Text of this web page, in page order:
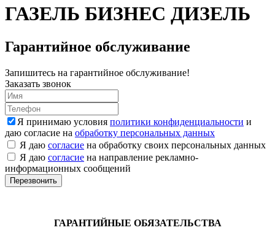
ГАЗЕЛЬ БИЗНЕС ДИЗЕЛЬ
Гарантийное обслуживание
Запишитесь на гарантийное обслуживание!
Заказать звонок
Я принимаю условия политики конфиденциальности и
даю согласие на обработку персональных данных
Я даю согласие на обработку своих персональных данных
Я даю согласие на направление рекламно-
информационных сообщений
ГАРАНТИЙНЫЕ ОБЯЗАТЕЛЬСТВА